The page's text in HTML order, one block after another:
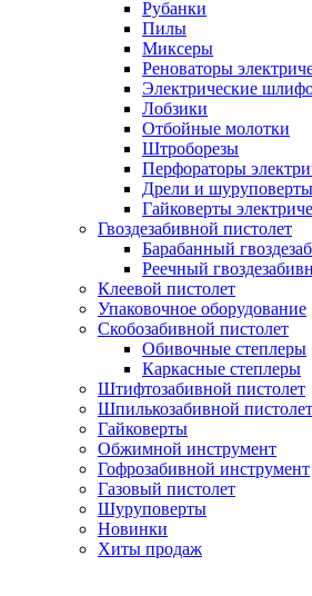
Рубанки
Пилы
Миксеры
Реноваторы
Электрические
Лобзики
Отбойные молотки
Штроборезы
Перфораторы
Дрели и
Гайковерты
Гвоздезабивной пистолет
Барабанный
Реечный
Клеевой пистолет
Упаковочное оборудование
Скобозабивной пистолет
Обивочные степлеры
Каркасные степлеры
Штифтозабивной пистолет
Шпилькозабивной пистолет
Гайковерты
Обжимной инструмент
Гофрозабивной инструмент
Газовый пистолет
Шуруповерты
Новинки
Хиты продаж